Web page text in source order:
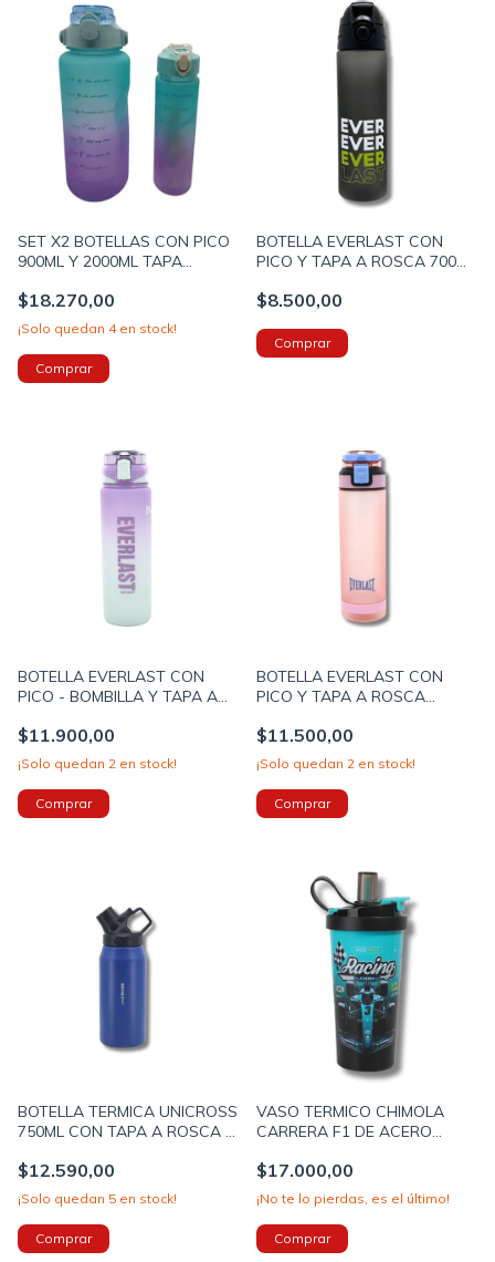
SET X2 BOTELLAS CON PICO
900ML Y 2000ML TAPA
$18.270,00
¡Solo quedan 4en stock!
BOTELLA EVERLAST CON
PICO Y TAPA A ROSCA 700ML
VERDES (11397B)
$8.500,00
BOTELLA EVERLAST CON
PICO - BOMBILLA Y TAPA A
CELESTE (30417C)
$11.900,00
¡Solo quedan 2 en stock!
BOTELLA EVERLAST CON
PICO Y TAPA A ROSCA
(30414B)
$11.500,00
¡Solo quedan 2 en stock!
BOTELLA TERMICA UNICROSS
750ML CON TAPA A ROSCA Y
(62X18152)
$12.590,00
¡Solo quedan 5 en stock!
VASO TERMICO CHIMOLA
CARRERA F1 DE ACERO
BOMBILLA COLOR VERDE -
NEGRO (BZ120)
$17.000,00
¡No te lo pierdas, es el último!